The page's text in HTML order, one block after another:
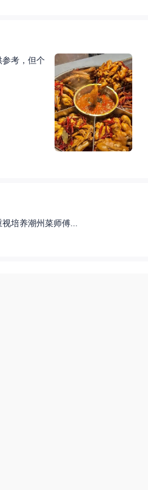
参考，但个
培养潮州菜师傅...